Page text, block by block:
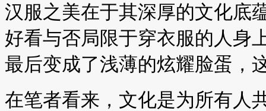
汉服之美在于其深厚的文化底
好看与否局限于穿衣服的人身
最后变成了浅薄的炫耀脸蛋，
在笔者看来，文化是为所有人